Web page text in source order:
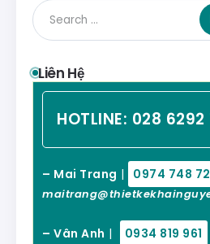
Liên Hệ
HOTLINE: 028 6292
– Mai Trang | 0974 748
– Vân Anh | 0934 819 961